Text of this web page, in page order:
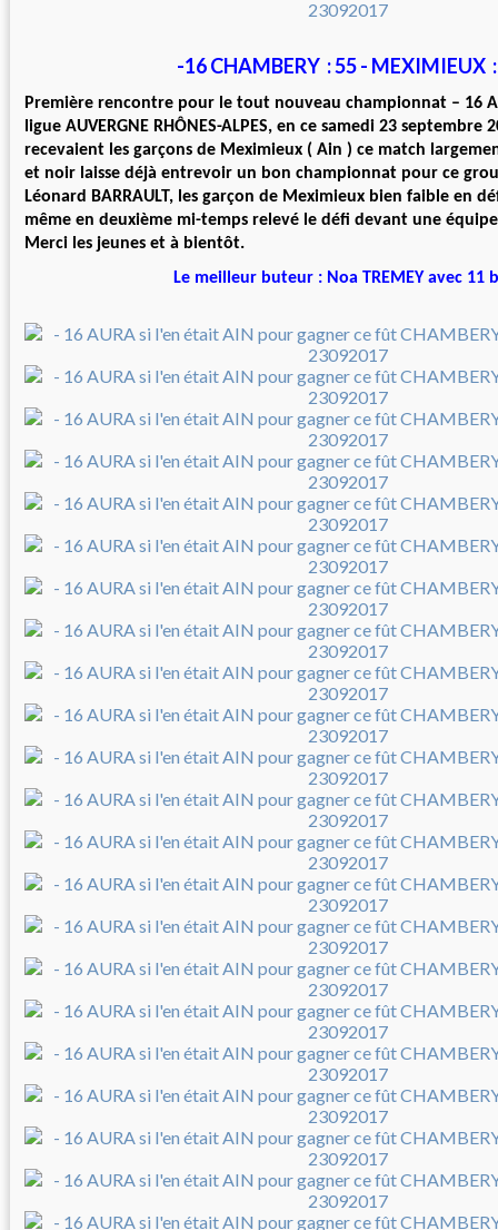
-16 CHAMBERY : 55 - MEXIMIEUX
Première rencontre pour le tout nouveau championnat – 16
ligue AUVERGNE RHÔNES-ALPES, en ce samedi 23 septembre
recevaient les garçons de Meximieux ( Ain ) ce match
et noir laisse déjà entrevoir un bon championnat pour ce
Léonard BARRAULT, les garçon de Meximieux bien faible en
même en deuxième mi-temps relevé le défi devant une
Merci les jeunes et à bientôt.
Le meilleur buteur : Noa TREMEY avec 11